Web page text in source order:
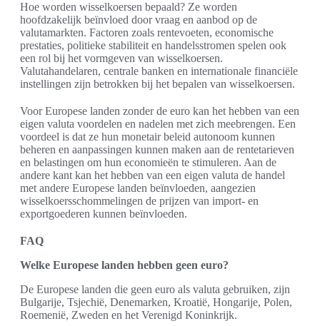
Hoe worden wisselkoersen bepaald? Ze worden
hoofdzakelijk beïnvloed door vraag en aanbod op de
valutamarkten. Factoren zoals rentevoeten, economische
prestaties, politieke stabiliteit en handelsstromen spelen ook
een rol bij het vormgeven van wisselkoersen.
Valutahandelaren, centrale banken en internationale financiële
instellingen zijn betrokken bij het bepalen van wisselkoersen.
Voor Europese landen zonder de euro kan het hebben van een
eigen valuta voordelen en nadelen met zich meebrengen. Een
voordeel is dat ze hun monetair beleid autonoom kunnen
beheren en aanpassingen kunnen maken aan de rentetarieven
en belastingen om hun economieën te stimuleren. Aan de
andere kant kan het hebben van een eigen valuta de handel
met andere Europese landen beïnvloeden, aangezien
wisselkoersschommelingen de prijzen van import- en
exportgoederen kunnen beïnvloeden.
FAQ
Welke Europese landen hebben geen euro?
De Europese landen die geen euro als valuta gebruiken, zijn
Bulgarije, Tsjechië, Denemarken, Kroatië, Hongarije, Polen,
Roemenië, Zweden en het Verenigd Koninkrijk.